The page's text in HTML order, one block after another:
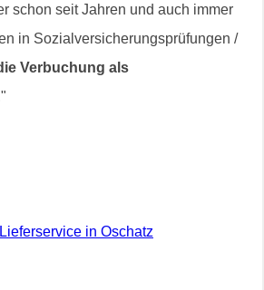
schon seit Jahren und auch immer
in Sozialversicherungsprüfungen /
Verbuchung als
in Oschatz